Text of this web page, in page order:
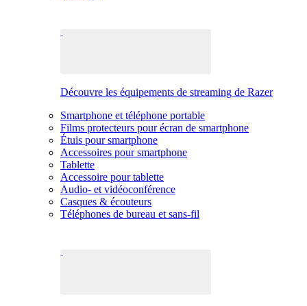
Découvre les équipements de streaming de Razer
Smartphone et téléphone portable
Films protecteurs pour écran de smartphone
Étuis pour smartphone
Accessoires pour smartphone
Tablette
Accessoire pour tablette
Audio- et vidéoconférence
Casques & écouteurs
Téléphones de bureau et sans-fil